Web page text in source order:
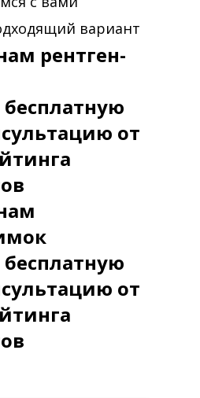
вариант
рентген-
от
от